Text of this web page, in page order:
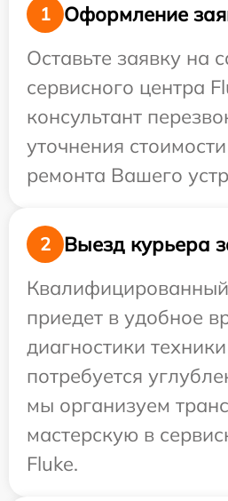
1
Оформление
Оставьте заявку на
сервисного центра
консультант
уточнения
ремонта Вашего
2
Выезд курьера
приедет в удобное
диагностики
потребуется
мы организуем
мастерскую в
Fluke.